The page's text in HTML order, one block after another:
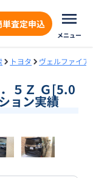
査定申込
メニュー
トヨタ ヴェルファイア
５Ｚ Ｇ[5.0
ョン実績
1/18